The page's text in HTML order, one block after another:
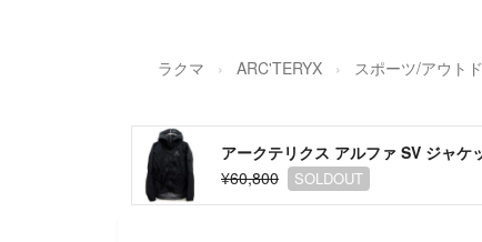
ラクマ ARC'TERYX スポーツ/アウト
アークテリクス アルファ SV ジャ
¥60,800
SOLDOUT